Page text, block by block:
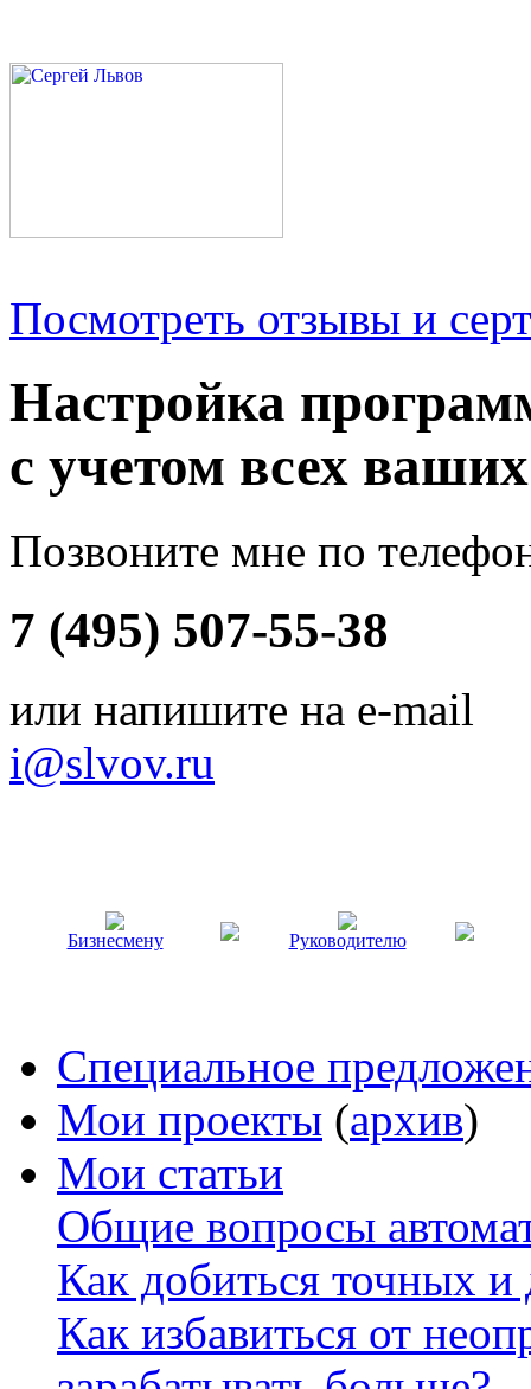
Посмотреть отзывы и
Настройка
с учетом всех
Позвоните мне по
7 (495) 507-55-38
или напишите на e-mail
i@slvov.ru
Бизнесмену Руководителю
Специальное
Мои проекты (архив)
Мои статьи
Общие вопросы
Как добиться точных
Как избавиться от